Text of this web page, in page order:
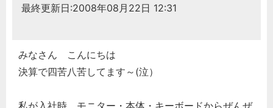
最終更新日:2008年08月22日 12:31
みなさん こんにちは
決算で四苦八苦してます～(泣）
経営の知恵
秘書のノウハウ
次へ